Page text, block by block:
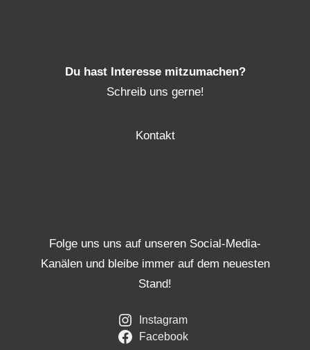
Du hast Interesse mitzumachen?
Schreib uns gerne!
Kontakt
Folge uns uns auf unseren Social-Media-
Kanälen und bleibe immer auf dem neuesten
Stand!
Instagram
Facebook